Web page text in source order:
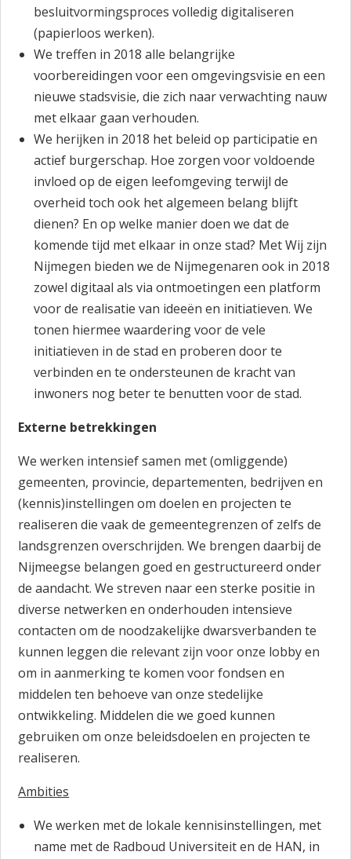
besluitvormingsproces volledig digitaliseren
(papierloos werken).
We treffen in 2018 alle belangrijke
voorbereidingen voor een omgevingsvisie en een
nieuwe stadsvisie, die zich naar verwachting nauw
met elkaar gaan verhouden.
We herijken in 2018 het beleid op participatie en
actief burgerschap. Hoe zorgen voor voldoende
invloed op de eigen leefomgeving terwijl de
overheid toch ook het algemeen belang blijft
dienen? En op welke manier doen we dat de
komende tijd met elkaar in onze stad? Met Wij zijn
Nijmegen bieden we de Nijmegenaren ook in 2018
zowel digitaal als via ontmoetingen een platform
voor de realisatie van ideeën en initiatieven. We
tonen hiermee waardering voor de vele
initiatieven in de stad en proberen door te
verbinden en te ondersteunen de kracht van
inwoners nog beter te benutten voor de stad.
Externe betrekkingen
We werken intensief samen met (omliggende)
gemeenten, provincie, departementen, bedrijven en
(kennis)instellingen om doelen en projecten te
realiseren die vaak de gemeentegrenzen of zelfs de
landsgrenzen overschrijden. We brengen daarbij de
Nijmeegse belangen goed en gestructureerd onder
de aandacht. We streven naar een sterke positie in
diverse netwerken en onderhouden intensieve
contacten om de noodzakelijke dwarsverbanden te
kunnen leggen die relevant zijn voor onze lobby en
om in aanmerking te komen voor fondsen en
middelen ten behoeve van onze stedelijke
ontwikkeling. Middelen die we goed kunnen
gebruiken om onze beleidsdoelen en projecten te
realiseren.
Ambities
We werken met de lokale kennisinstellingen, met
name met de Radboud Universiteit en de HAN, in